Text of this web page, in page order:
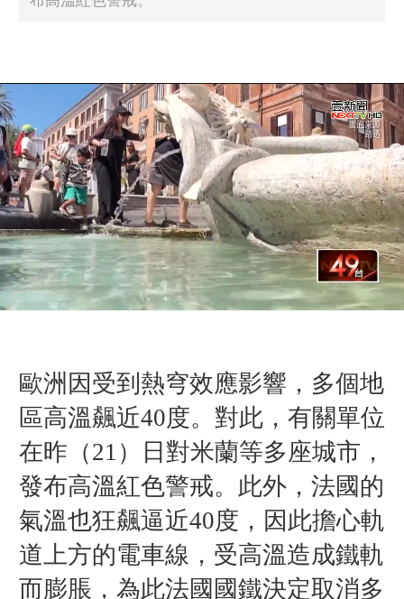
歐洲因受到 熱穹效應影響，多個地
區高溫飆近40度。對此，有關單位
在昨（21）日對米蘭等多座城市，
發布高溫紅色警戒。此外，法國的
氣溫也狂飆逼近40度，因此擔心軌
道上方的電車線，受高溫造成鐵軌
而膨脹，為此法國國鐵決定取消多